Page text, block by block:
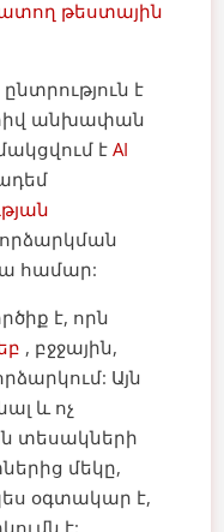
թեստային
ընտրություն է
անխափան
էAI
համար:
է, որն
, բջջային,
Այն
և ոչ
տեսակների
մեկը,
օգտակար է,
է: